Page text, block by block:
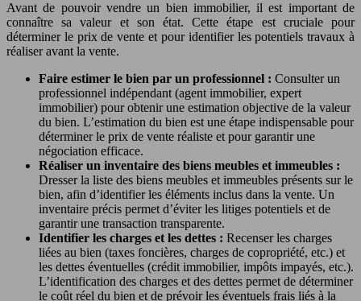
Avant de pouvoir vendre un bien immobilier, il est important de
connaître sa valeur et son état. Cette étape est cruciale pour
déterminer le prix de vente et pour identifier les potentiels travaux à
réaliser avant la vente.
Faire estimer le bien par un professionnel : Consulter un
professionnel indépendant (agent immobilier, expert
immobilier) pour obtenir une estimation objective de la valeur
du bien. L’estimation du bien est une étape indispensable pour
déterminer le prix de vente réaliste et pour garantir une
négociation efficace.
Réaliser un inventaire des biens meubles et immeubles :
Dresser la liste des biens meubles et immeubles présents sur le
bien, afin d’identifier les éléments inclus dans la vente. Un
inventaire précis permet d’éviter les litiges potentiels et de
garantir une transaction transparente.
Identifier les charges et les dettes : Recenser les charges
liées au bien (taxes foncières, charges de copropriété, etc.) et
les dettes éventuelles (crédit immobilier, impôts impayés, etc.).
L’identification des charges et des dettes permet de déterminer
le coût réel du bien et de prévoir les éventuels frais liés à la